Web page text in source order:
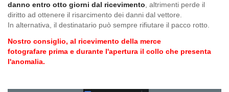
danno entro otto giorni dal ricevimento , altrimenti perde il
diritto ad ottenere il risarcimento dei danni dal vettore.
In alternativa, il destinatario può sempre rifiutare il pacco rotto.
Nostro consiglio, al ricevimento della merce
fotografare prima e durante l'apertura il collo che presenta
l'anomalia.